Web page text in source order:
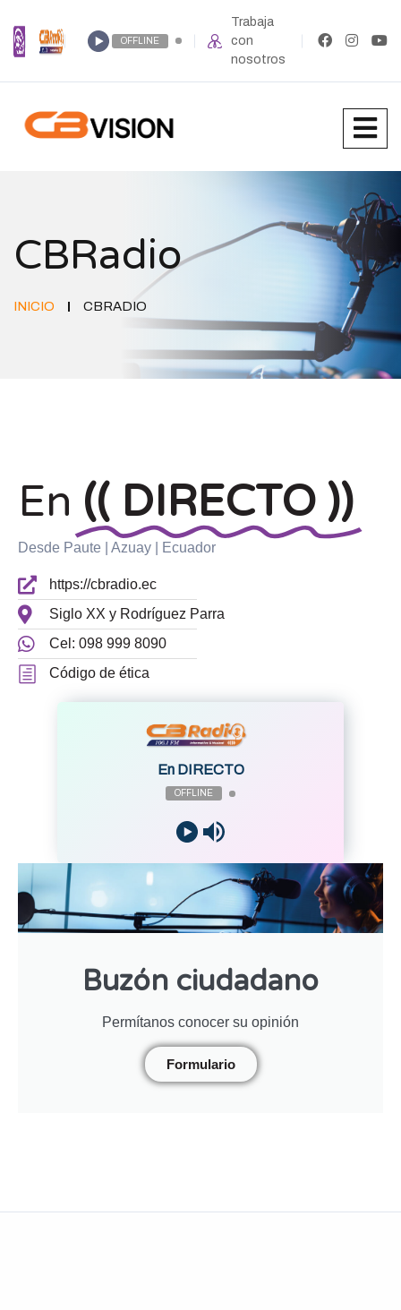
OFFLINE
Trabaja
con
nosotros
CBRadio
INICIO CBRADIO
En (( DIRECTO ))
Desde Paute | Azuay | Ecuador
https://cbradio.ec
Siglo XX y Rodríguez Parra
Cel: 098 999 8090
Código de ética
En DIRECTO
OFFLINE
Buzón ciudadano
Permítanos conocer su opinión
Formulario